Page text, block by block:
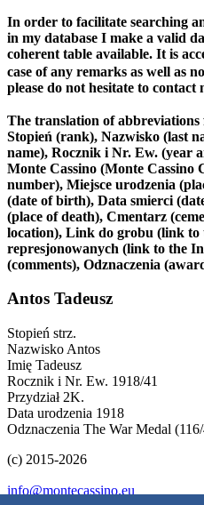
In order to facilitate searching
in my database I make a valid
coherent table available. It is
case of any remarks as well as
please do not hesitate to contact
The translation of
Stopień (rank), Nazwisko (last
name), Rocznik i Nr. Ew. (year
Monte Cassino (Monte Cassino
number), Miejsce urodzenia
(date of birth), Data smierci
(place of death), Cmentarz
location), Link do grobu (link to
represjonowanych (link to the
(comments), Odznaczenia
Antos Tadeusz
Stopień strz.
Nazwisko Antos
Imię Tadeusz
Rocznik i Nr. Ew. 1918/41
Przydział 2K.
Data urodzenia 1918
Odznaczenia The War Medal
(c) 2015-2026
info@montecassino.eu